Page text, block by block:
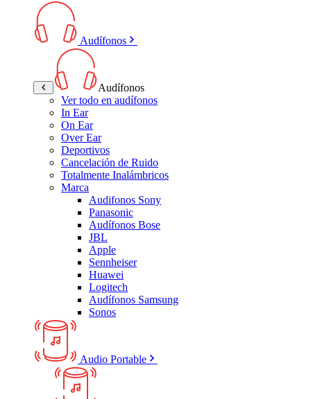
Audífonos
Audífonos
Ver todo en audífonos
In Ear
On Ear
Over Ear
Deportivos
Cancelación de Ruido
Totalmente Inalámbricos
Marca
Audifonos Sony
Panasonic
Audífonos Bose
JBL
Apple
Sennheiser
Huawei
Logitech
Audífonos Samsung
Sonos
Audio Portable